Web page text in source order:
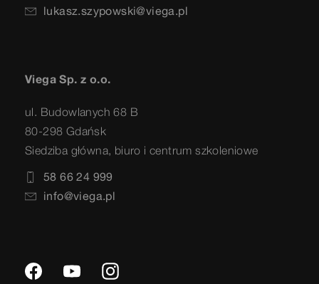
lukasz.szypowski@viega.pl
Viega Sp. z o.o.
ul. Budowlanych 68 B
80-298 Gdańsk
Siedziba główna, biuro i centrum szkoleniowe
58 66 24 999
info@viega.pl